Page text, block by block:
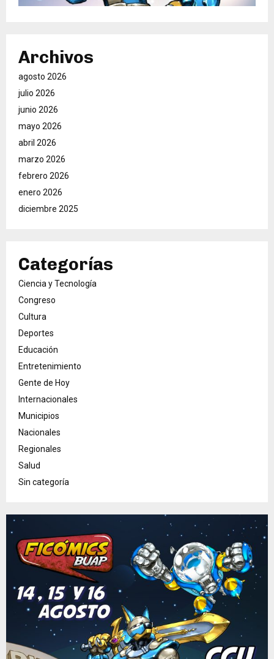
Archivos
agosto 2026
julio 2026
junio 2026
mayo 2026
abril 2026
marzo 2026
febrero 2026
enero 2026
diciembre 2025
Categorías
Ciencia y Tecnología
Congreso
Cultura
Deportes
Educación
Entretenimiento
Gente de Hoy
Internacionales
Municipios
Nacionales
Regionales
Salud
Sin categoría